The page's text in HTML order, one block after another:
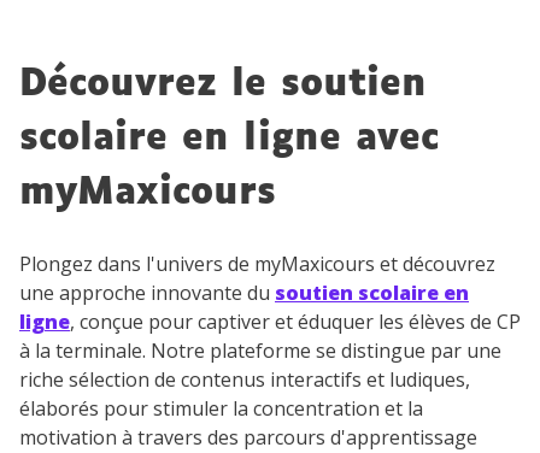
Découvrez le soutien
scolaire en ligne avec
myMaxicours
Plongez dans l'univers de myMaxicours et découvrez
une approche innovante du soutien scolaire en
ligne, conçue pour captiver et éduquer les élèves de CP
à la terminale. Notre plateforme se distingue par une
riche sélection de contenus interactifs et ludiques,
élaborés pour stimuler la concentration et la
motivation à travers des parcours d'apprentissage